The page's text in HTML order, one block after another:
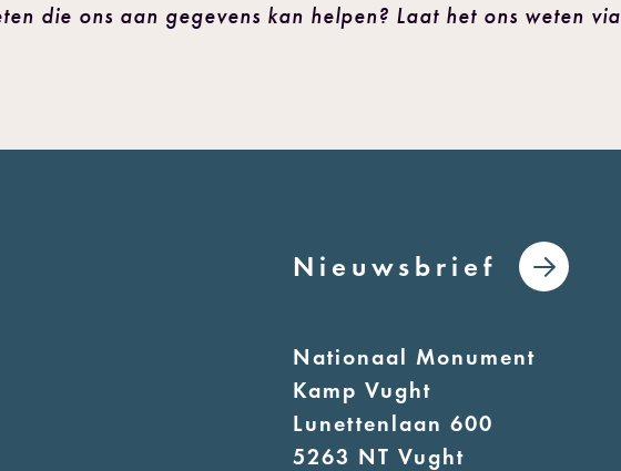
die ons aan gegevens kan helpen? Laat het ons weten via
Nieuwsbrief
Nationaal Monument
Kamp Vught
Lunettenlaan 600
5263 NT Vught